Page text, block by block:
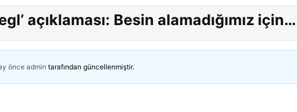
açıklaması: Besin alamadığımız için…
önce admin tarafından güncellenmiştir.